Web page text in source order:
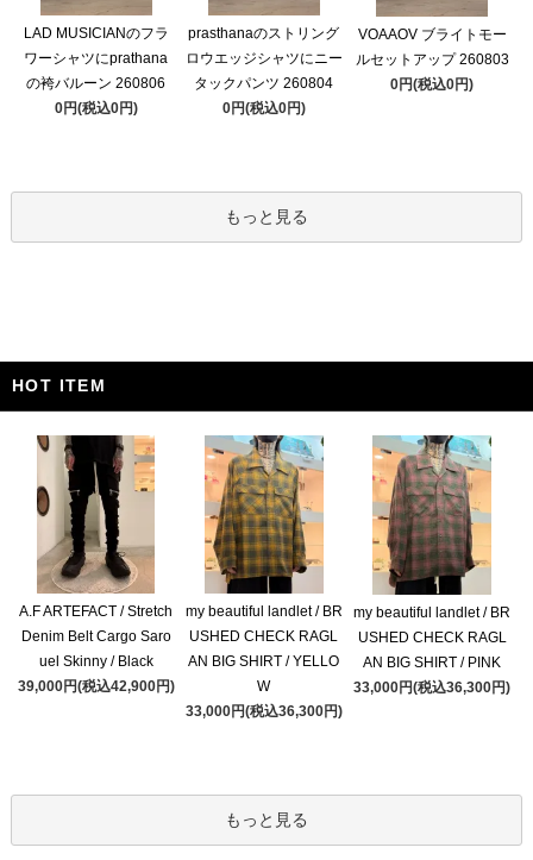
LAD MUSICIANのフラ
ワーシャツにprathana
の袴バルーン 260806
0円(税込0円)
prasthanaのストリング
ロウエッジシャツにニー
タックパンツ 260804
0円(税込0円)
VOAAOV ブライトモー
ルセットアップ 260803
0円(税込0円)
もっと見る
HOT ITEM
A.F ARTEFACT / Stretch
Denim Belt Cargo Saro
uel Skinny / Black
39,000円(税込42,900円)
my beautiful landlet / BR
USHED CHECK RAGL
AN BIG SHIRT / YELLO
W
33,000円(税込36,300円)
my beautiful landlet / BR
USHED CHECK RAGL
AN BIG SHIRT / PINK
33,000円(税込36,300円)
もっと見る